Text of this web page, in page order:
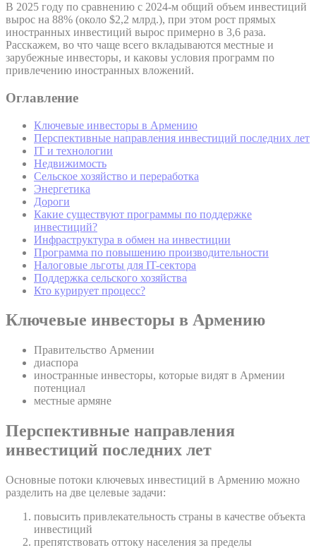
В 2025 году по сравнению с 2024-м общий объем инвестиций
вырос на 88% (около $2,2 млрд.), при этом рост прямых
иностранных инвестиций вырос примерно в 3,6 раза.
Расскажем, во что чаще всего вкладываются местные и
зарубежные инвесторы, и каковы условия программ по
привлечению иностранных вложений.
Оглавление
Ключевые инвесторы в Армению
Перспективные направления инвестиций последних лет
IT и технологии
Недвижимость
Сельское хозяйство и переработка
Энергетика
Дороги
Какие существуют программы по поддержке
инвестиций?
Инфраструктура в обмен на инвестиции
Программа по повышению производительности
Налоговые льготы для IT-сектора
Поддержка сельского хозяйства
Кто курирует процесс?
Ключевые инвесторы в Армению
Правительство Армении
диаспора
иностранные инвесторы, которые видят в Армении
потенциал
местные армяне
Перспективные направления
инвестиций последних лет
Основные потоки ключевых инвестиций в Армению можно
разделить на две целевые задачи:
повысить привлекательность страны в качестве объекта
инвестиций
препятствовать оттоку населения за пределы